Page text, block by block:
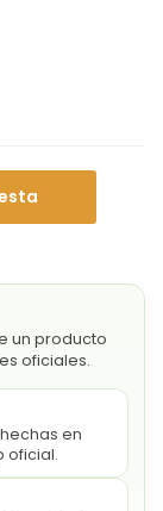
un producto
oficiales.
en
oficial.